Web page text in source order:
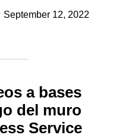
September 12, 2022
a bases
del muro
Service